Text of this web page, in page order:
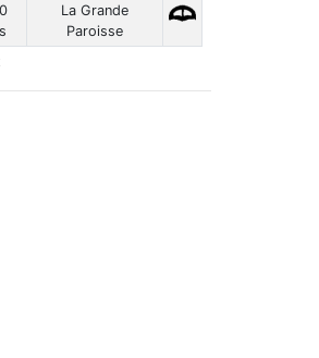
La Grande
Paroisse